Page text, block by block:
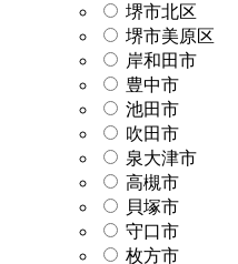
堺市北区
堺市美原区
岸和田市
豊中市
池田市
吹田市
泉大津市
高槻市
貝塚市
守口市
枚方市